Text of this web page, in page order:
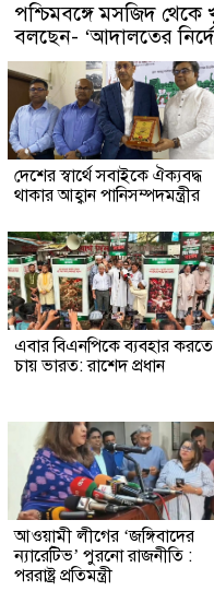
পশ্চিমবঙ্গে মসজিদ
বলছেন- ‘আদালতের
দেশের স্বার্থে সবাইকে ঐক্যবদ্ধ
থাকার আহ্বান পানিসম্পদমন্ত্রীর
এবার বিএনপিকে ব্যবহার করতে
চায় ভারত: রাশেদ প্রধান
আওয়ামী লীগের ‘জঙ্গিবাদের
ন্যারেটিভ’ পুরনো রাজনীতি :
পররাষ্ট্র প্রতিমন্ত্রী